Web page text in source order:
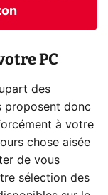
PC
des
proposent donc
à votre
chose aisée
de vous
sélection des